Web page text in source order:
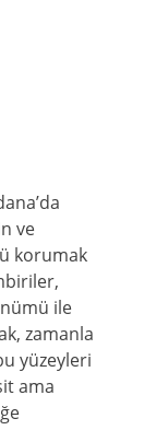
ve
korumak
ile
zamanla
yüzeyleri
ama